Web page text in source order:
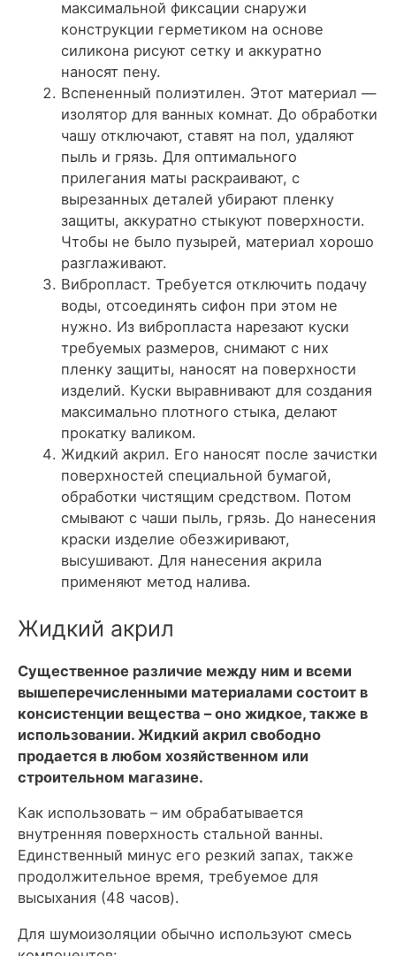
максимальной фиксации снаружи
конструкции герметиком на основе
силикона рисуют сетку и аккуратно
наносят пену.
Вспененный полиэтилен. Этот материал —
изолятор для ванных комнат. До обработки
чашу отключают, ставят на пол, удаляют
пыль и грязь. Для оптимального
прилегания маты раскраивают, с
вырезанных деталей убирают пленку
защиты, аккуратно стыкуют поверхности.
Чтобы не было пузырей, материал хорошо
разглаживают.
Вибропласт. Требуется отключить подачу
воды, отсоединять сифон при этом не
нужно. Из вибропласта нарезают куски
требуемых размеров, снимают с них
пленку защиты, наносят на поверхности
изделий. Куски выравнивают для создания
максимально плотного стыка, делают
прокатку валиком.
Жидкий акрил. Его наносят после зачистки
поверхностей специальной бумагой,
обработки чистящим средством. Потом
смывают с чаши пыль, грязь. До нанесения
краски изделие обезжиривают,
высушивают. Для нанесения акрила
применяют метод налива.
Жидкий акрил
Существенное различие между ним и всеми
вышеперечисленными материалами состоит в
консистенции вещества – оно жидкое, также в
использовании. Жидкий акрил свободно
продается в любом хозяйственном или
строительном магазине.
Как использовать – им обрабатывается
внутренняя поверхность стальной ванны.
Единственный минус его резкий запах, также
продолжительное время, требуемое для
высыхания (48 часов).
Для шумоизоляции обычно используют смесь